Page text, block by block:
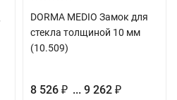
DORMA MEDIO Замок для
стекла толщиной 10 мм
(10.509)
8 526 ₽ ... 9 262 ₽